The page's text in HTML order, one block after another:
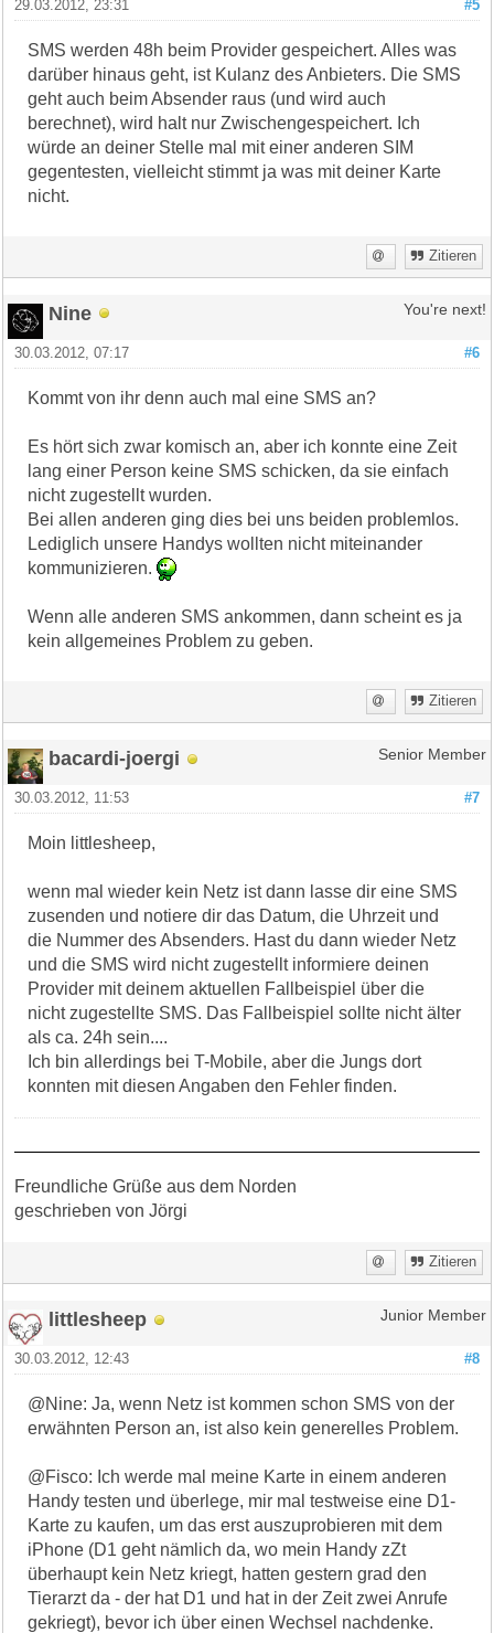
#5
29.03.2012, 23:31
SMS werden 48h beim Provider gespeichert. Alles was
darüber hinaus geht, ist Kulanz des Anbieters. Die SMS
geht auch beim Absender raus (und wird auch
berechnet), wird halt nur Zwischengespeichert. Ich
würde an deiner Stelle mal mit einer anderen SIM
gegentesten, vielleicht stimmt ja was mit deiner Karte
nicht.
Zitieren
Nine You're next!
#6
30.03.2012, 07:17
Kommt von ihr denn auch mal eine SMS an?
Es hört sich zwar komisch an, aber ich konnte eine Zeit
lang einer Person keine SMS schicken, da sie einfach
nicht zugestellt wurden.
Bei allen anderen ging dies bei uns beiden problemlos.
Lediglich unsere Handys wollten nicht miteinander
kommunizieren.
Wenn alle anderen SMS ankommen, dann scheint es ja
kein allgemeines Problem zu geben.
Zitieren
bacardi-joergi Senior Member
#7
30.03.2012, 11:53
Moin littlesheep,
wenn mal wieder kein Netz ist dann lasse dir eine SMS
zusenden und notiere dir das Datum, die Uhrzeit und
die Nummer des Absenders. Hast du dann wieder Netz
und die SMS wird nicht zugestellt informiere deinen
Provider mit deinem aktuellen Fallbeispiel über die
nicht zugestellte SMS. Das Fallbeispiel sollte nicht älter
als ca. 24h sein....
Ich bin allerdings bei T-Mobile, aber die Jungs dort
konnten mit diesen Angaben den Fehler finden.
Freundliche Grüße aus dem Norden
geschrieben von Jörgi
Zitieren
littlesheep Junior Member
#8
30.03.2012, 12:43
@Nine: Ja, wenn Netz ist kommen schon SMS von der
erwähnten Person an, ist also kein generelles Problem.
@Fisco: Ich werde mal meine Karte in einem anderen
Handy testen und überlege, mir mal testweise eine D1-
Karte zu kaufen, um das erst auszuprobieren mit dem
iPhone (D1 geht nämlich da, wo mein Handy zZt
überhaupt kein Netz kriegt, hatten gestern grad den
Tierarzt da - der hat D1 und hat in der Zeit zwei Anrufe
gekriegt), bevor ich über einen Wechsel nachdenke.